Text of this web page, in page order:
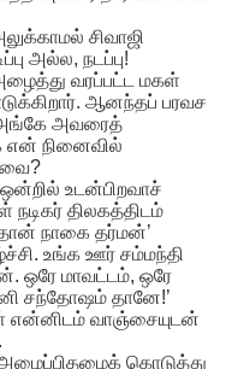
சிவாஜி
அல்ல, நடப்பு!
வரப்பட்ட மகள்
ஆனந்தப் பரவச
அங்கே அவரைத்
என் நினைவில்
ஒன்றில் உடன்பிறவாச்
திலகத்திடம்
நாகை தர்மன்’
உங்க ஊர் சம்மந்தி
ஒரே மாவட்டம், ஒரே
சந்தோஷம் தானே!’
என்னிடம் வாஞ்சையுடன்
அழைப்பிதழைக் கொடுத்து